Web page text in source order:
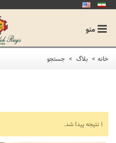
منو
خانه > بلاگ > جستجو
1 نتیجه پیدا شد.